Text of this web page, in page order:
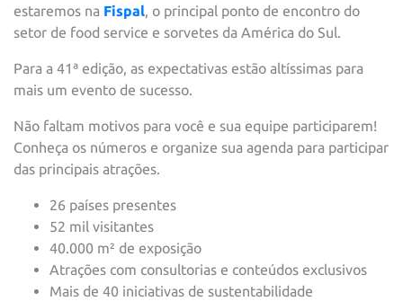
estaremos na Fispal, o principal ponto de encontro do
setor de food service e sorvetes da América do Sul.
Para a 41ª edição, as expectativas estão altíssimas para
mais um evento de sucesso.
Não faltam motivos para você e sua equipe participarem!
Conheça os números e organize sua agenda para participar
das principais atrações.
26 países presentes
52 mil visitantes
40.000 m² de exposição
Atrações com consultorias e conteúdos exclusivos
Mais de 40 iniciativas de sustentabilidade